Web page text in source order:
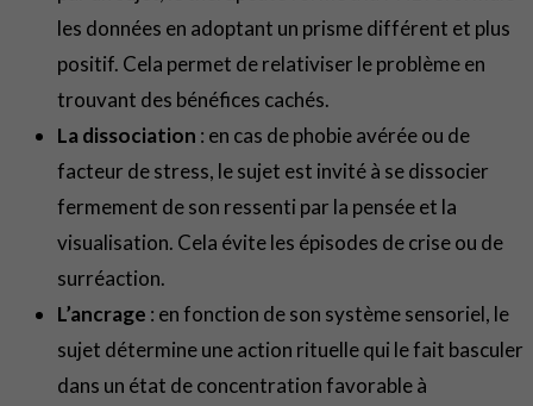
les données en adoptant un prisme différent et plus
positif. Cela permet de relativiser le problème en
trouvant des bénéfices cachés.
La dissociation : en cas de phobie avérée ou de
facteur de stress, le sujet est invité à se dissocier
fermement de son ressenti par la pensée et la
visualisation. Cela évite les épisodes de crise ou de
surréaction.
L’ancrage : en fonction de son système sensoriel, le
sujet détermine une action rituelle qui le fait basculer
dans un état de concentration favorable à